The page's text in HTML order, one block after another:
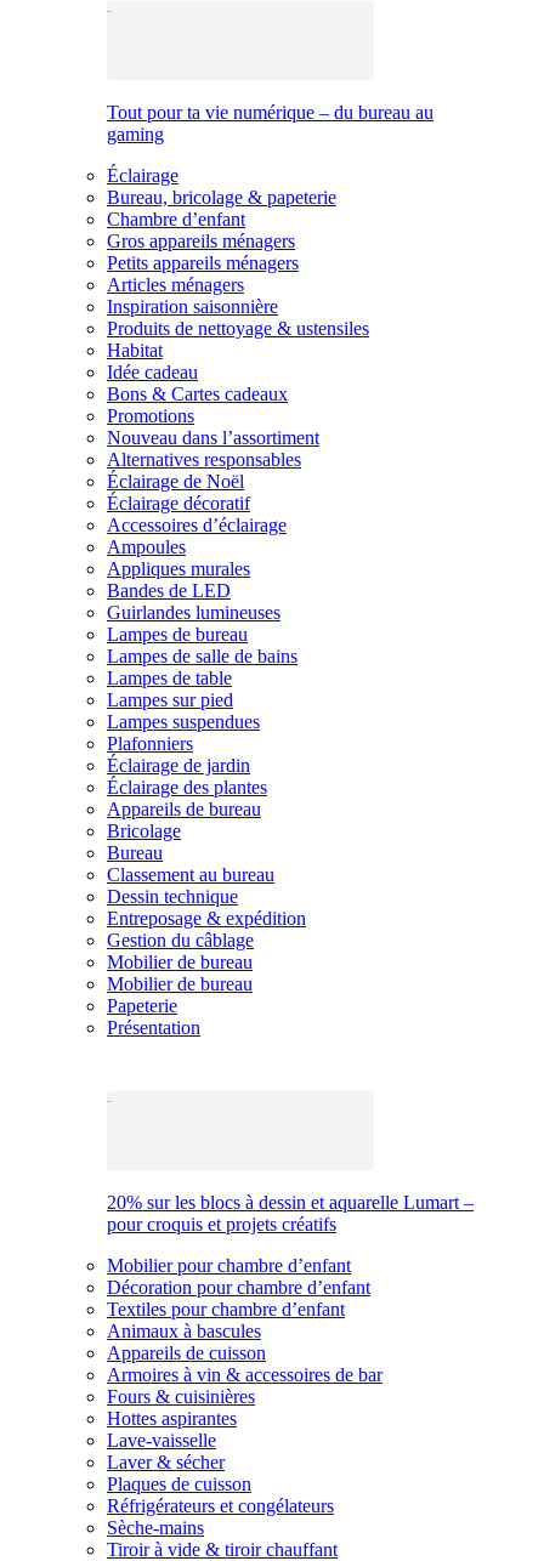
Tout pour ta vie numérique – du bureau au
gaming
Éclairage
Bureau, bricolage & papeterie
Chambre d’enfant
Gros appareils ménagers
Petits appareils ménagers
Articles ménagers
Inspiration saisonnière
Produits de nettoyage & ustensiles
Habitat
Idée cadeau
Bons & Cartes cadeaux
Promotions
Nouveau dans l’assortiment
Alternatives responsables
Éclairage de Noël
Éclairage décoratif
Accessoires d’éclairage
Ampoules
Appliques murales
Bandes de LED
Guirlandes lumineuses
Lampes de bureau
Lampes de salle de bains
Lampes de table
Lampes sur pied
Lampes suspendues
Plafonniers
Éclairage de jardin
Éclairage des plantes
Appareils de bureau
Bricolage
Bureau
Classement au bureau
Dessin technique
Entreposage & expédition
Gestion du câblage
Mobilier de bureau
Mobilier de bureau
Papeterie
Présentation
20% sur les blocs à dessin et aquarelle Lumart –
pour croquis et projets créatifs
Mobilier pour chambre d’enfant
Décoration pour chambre d’enfant
Textiles pour chambre d’enfant
Animaux à bascules
Appareils de cuisson
Armoires à vin & accessoires de bar
Fours & cuisinières
Hottes aspirantes
Lave-vaisselle
Laver & sécher
Plaques de cuisson
Réfrigérateurs et congélateurs
Sèche-mains
Tiroir à vide & tiroir chauffant